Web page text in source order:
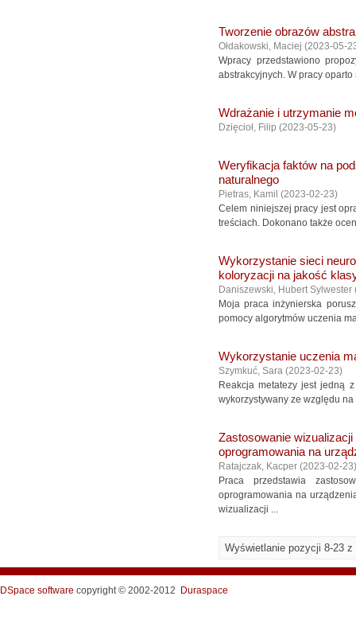
Tworzenie obrazów
Ołdakowski, Maciej (2023-05-
Wpracy przedstawiono
abstrakcyjnych. W pracy
Wdrażanie i utrzymanie
Dzięcioł, Filip (2023-05-23)
Weryfikacja faktów na
naturalnego
Pietras, Kamil (2023-02-23)
Celem niniejszej pracy jest
treściach. Dokonano także
Wykorzystanie sieci
koloryzacji na jakość
Daniszewski, Hubert Sylwester
Moja praca inżynierska
pomocy algorytmów uczenia
Wykorzystanie uczenia
Szymkuć, Sara (2023-02-23)
Reakcja metatezy jest jedną
wykorzystywany ze względu
Zastosowanie
oprogramowania na
Ratajczak, Kacper (2023-02-23)
Praca przedstawia
oprogramowania na
wizualizacji ...
Wyświetlanie pozycji 8-23 z
DSpace software copyright © 2002-2012 Duraspace